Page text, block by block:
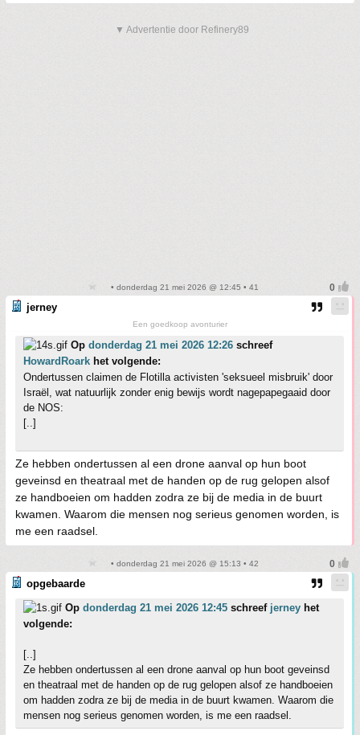
▼ Advertentie door Refinery89
• donderdag 21 mei 2026 @ 12:45 • 41
jerney
Een goedkoop avonturier
Op donderdag 21 mei 2026 12:26 schreef
HowardRoark het volgende:
Ondertussen claimen de Flotilla activisten 'seksueel misbruik' door
Israël, wat natuurlijk zonder enig bewijs wordt nagepapegaaid door
de NOS:
[..]
Ze hebben ondertussen al een drone aanval op hun boot
geveinsd en theatraal met de handen op de rug gelopen alsof
ze handboeien om hadden zodra ze bij de media in de buurt
kwamen. Waarom die mensen nog serieus genomen worden, is
me een raadsel.
• donderdag 21 mei 2026 @ 15:13 • 42
opgebaarde
Op donderdag 21 mei 2026 12:45 schreef jerney het
volgende:
[..]
Ze hebben ondertussen al een drone aanval op hun boot geveinsd
en theatraal met de handen op de rug gelopen alsof ze handboeien
om hadden zodra ze bij de media in de buurt kwamen. Waarom die
mensen nog serieus genomen worden, is me een raadsel.